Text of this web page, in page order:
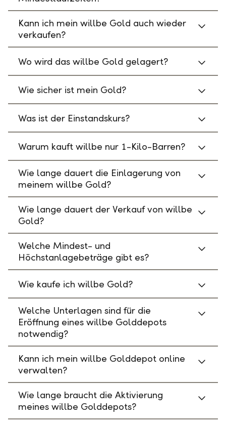
Kann ich mein willbe Gold auch wieder
verkaufen?
Wo wird das willbe Gold gelagert?
Wie sicher ist mein Gold?
Was ist der Einstandskurs?
Warum kauft willbe nur 1-Kilo-Barren?
Wie lange dauert die Einlagerung von
meinem willbe Gold?
Wie lange dauert der Verkauf von willbe
Gold?
Welche Mindest- und
Höchstanlagebeträge gibt es?
Wie kaufe ich willbe Gold?
Welche Unterlagen sind für die
Eröffnung eines willbe Golddepots
notwendig?
Kann ich mein willbe Golddepot online
verwalten?
Wie lange braucht die Aktivierung
meines willbe Golddepots?